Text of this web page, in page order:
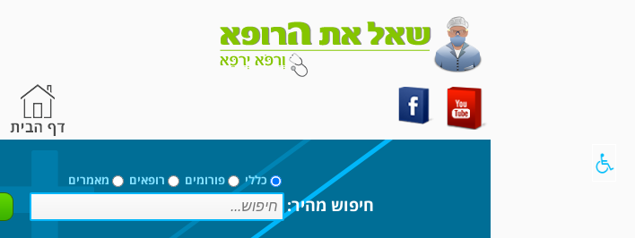
כללי פורומים רופאים מאמרים
חיפוש מהיר: